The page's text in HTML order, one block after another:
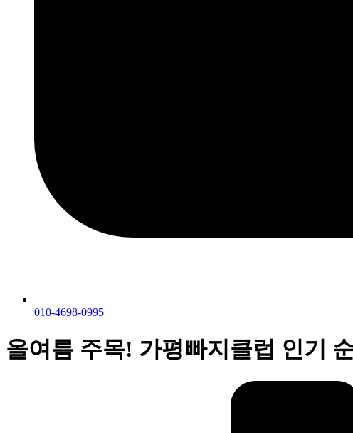
010-4698-0995
올여름 주목! 가평빠지클럽 인기